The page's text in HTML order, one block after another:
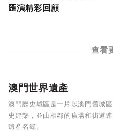
匯演精彩回顧
查看
澳門世界遺產
澳門歷史城區是一片以澳門舊城
史建築，並由相鄰的廣場和街道
遺產名錄。